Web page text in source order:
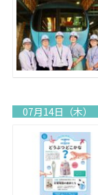
07月14日（木）